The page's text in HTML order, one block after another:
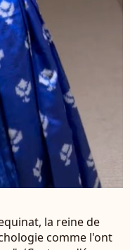
la reine de
comme l'ont